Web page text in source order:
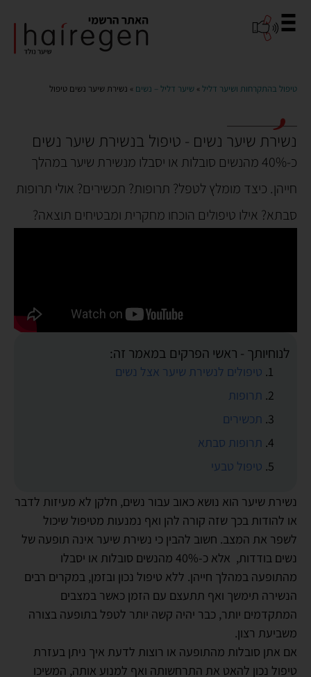
טיפול בהתקרחות ושיער דליל» שיער דליל – נשים » נשירת שיער נשים טיפול
נשירת שיער נשים - טיפול בנשירת שיער נשים
כ-40% מהנשים סובלות או יסבלו מנשירת שיער במהלך
חייהן. כיצד מומלץ לטפל? תרופות? תכשירים? אולי תרופות
סבתא? אילו טיפולים הוכחו מחקרית ומבטיחים תוצאה?
לנוחיותך - ראשי הפרקים במאמר זה:
טיפולים לנשירת שיער אצל נשים
תרופות
תכשירים
תרופות סבתא
טיפול טבעי
נשירת שיער הוא נושא כאוב עבור נשים, חלקן לא מעיזות לדבר
או להודות בכך שזה קורה להן ואף נמנעות מטיפול שיכול
לשפר את המצב. חשוב להבין כי נשירת שיער אינה תופעה של
נשים בודדות, אלא כ-40% מהנשים סובלות או יסבלו
מהתופעה במהלך חייהן. ללא טיפול נכון ובזמן, במקרים רבים
הנשירה תימשך ואף תתעצם עם הזמן כאשר במצבים
המתקדמים יותר, כבר יהיה קשה יותר לטפל בתופעה בצורה
משביעת רצון.
אם אתן סובלות מהתופעה או רוצות לדעת איך ניתן בעזרת
טיפול נכון להאט את התרחשותה ואף למנוע אותה, המשיכו